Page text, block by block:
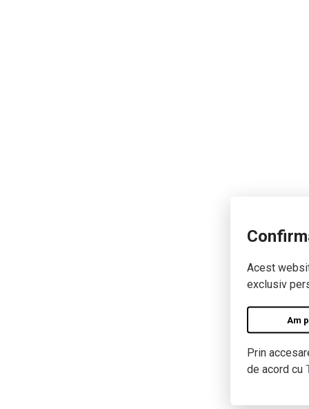
Acest
exclusiv
Am
Prin
de acord cu